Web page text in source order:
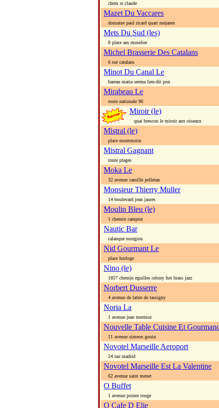
chem st claude
Mazet Du Vaccares
domaine paul ricard quart mejanes
Mets Du Sud (les)
8 place am muselier
Michel Brasserie Des Catalans
6 rue catalans
Minot Du Canal Le
bareau maria serena lieu-dit pon
Mirabeau Le
route nationale 96
Miroir (le)
quai brescon le miroir aux oiseaux
Mistral (le)
place montmorin
Mistral Gagnant
route plages
Moka Le
32 avenue camille pelletan
Monsieur Thierry Muller
14 boulevard jean jaures
Moulin Bleu (le)
1 chemin campon
Nautic Bar
calanque morgiou
Nid Gourmant Le
place horloge
Nino (le)
1857 chemin eguilles celony hot brass jazz
Norbert Dusserre
4 avenue de lattre de tassigny
Noria La
1 avenue jean mermoz
Nouvelle Table Cuisine Et
11 avenue simeon gouin
Novotel Marseille Aeroport
24 rue madrid
Novotel Marseille Est La Valentine
62 avenue saint menet
O Buffet
1 avenue pointe rouge
O Cafe D Elie